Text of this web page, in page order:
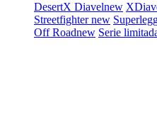
DesertX Diavelnew
Streetfighternew
Off Roadnew Serie